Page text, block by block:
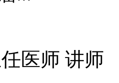
医师 讲师